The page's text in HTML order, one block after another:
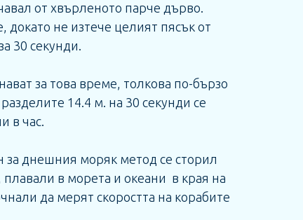
от хвърленото парче дърво.
докато не изтече целият пясък от
30 секунди.
за това време, толкова по-бързо
14.4 м. на 30 секунди се
в час.
за днешния моряк метод се сторил
в морета и океани в края на
да мерят скоростта на корабите